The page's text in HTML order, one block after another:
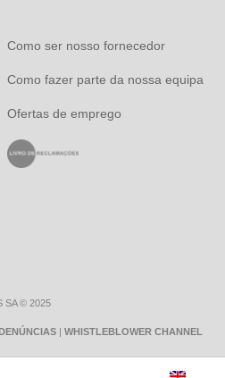
Como ser nosso fornecedor
Como fazer parte da nossa equipa
Ofertas de emprego
SA © 2025
| WHISTLEBLOWER CHANNEL